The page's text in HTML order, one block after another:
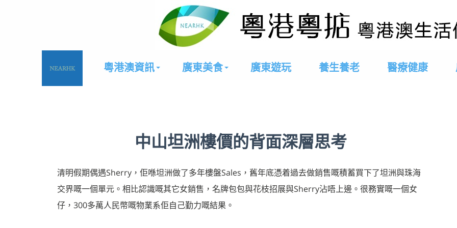
粵港澳資訊 廣東美食 廣東遊玩 養生養老 醫療健康
中山坦洲樓價的背面深層思考
清明假期偶遇Sherry，佢喺坦洲做了多年樓盤Sales，舊年底憑着過去做銷售嘅積蓄買下了坦洲與珠海
交界嘅一個單元。相比認識嘅其它女銷售，名牌包包與花枝招展與Sherry沾唔上邊。很務實嘅一個女
仔，300多萬人民幣嘅物業系佢自己勤力嘅結果。